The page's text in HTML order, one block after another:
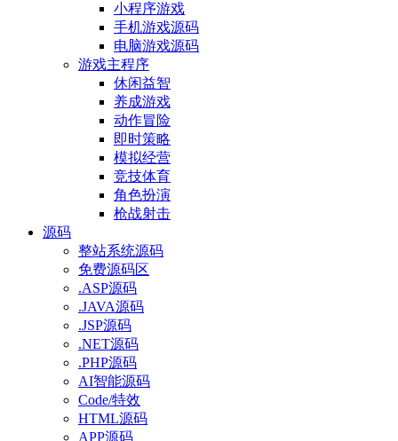
小程序游戏
手机游戏源码
电脑游戏源码
游戏主程序
休闲益智
养成游戏
动作冒险
即时策略
模拟经营
竞技体育
角色扮演
枪战射击
源码
整站系统源码
免费源码区
.ASP源码
.JAVA源码
.JSP源码
.NET源码
.PHP源码
AI智能源码
Code/特效
HTML源码
APP源码